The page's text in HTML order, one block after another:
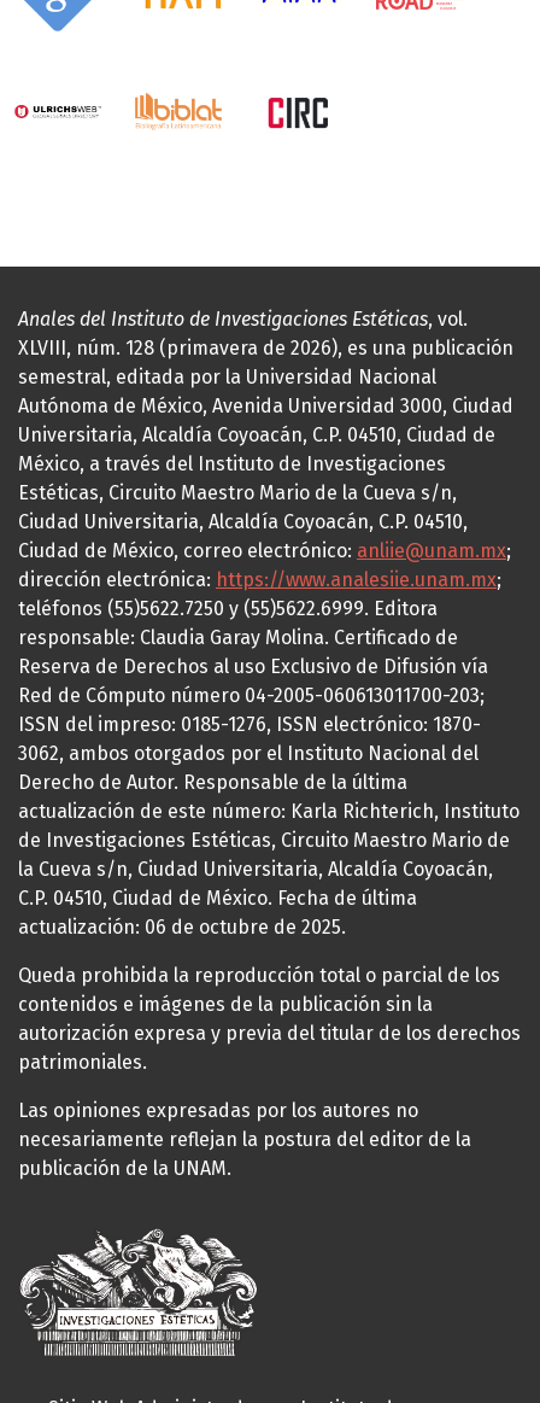
Anales del Instituto de Investigaciones Estéticas, vol.
XLVIII, núm. 128 (primavera de 2026), es una publicación
semestral, editada por la Universidad Nacional
Autónoma de México, Avenida Universidad 3000, Ciudad
Universitaria, Alcaldía Coyoacán, C.P. 04510, Ciudad de
México, a través del Instituto de Investigaciones
Estéticas, Circuito Maestro Mario de la Cueva s/n,
Ciudad Universitaria, Alcaldía Coyoacán, C.P. 04510,
Ciudad de México, correo electrónico: anliie@unam.mx;
dirección electrónica: https://www.analesiie.unam.mx;
teléfonos (55)5622.7250 y (55)5622.6999. Editora
responsable: Claudia Garay Molina. Certificado de
Reserva de Derechos al uso Exclusivo de Difusión vía
Red de Cómputo número 04-2005-060613011700-203;
ISSN del impreso: 0185-1276, ISSN electrónico: 1870-
3062, ambos otorgados por el Instituto Nacional del
Derecho de Autor. Responsable de la última
actualización de este número: Karla Richterich, Instituto
de Investigaciones Estéticas, Circuito Maestro Mario de
la Cueva s/n, Ciudad Universitaria, Alcaldía Coyoacán,
C.P. 04510, Ciudad de México. Fecha de última
actualización: 06 de octubre de 2025.
Queda prohibida la reproducción total o parcial de los
contenidos e imágenes de la publicación sin la
autorización expresa y previa del titular de los derechos
patrimoniales.
Las opiniones expresadas por los autores no
necesariamente reflejan la postura del editor de la
publicación de la UNAM.